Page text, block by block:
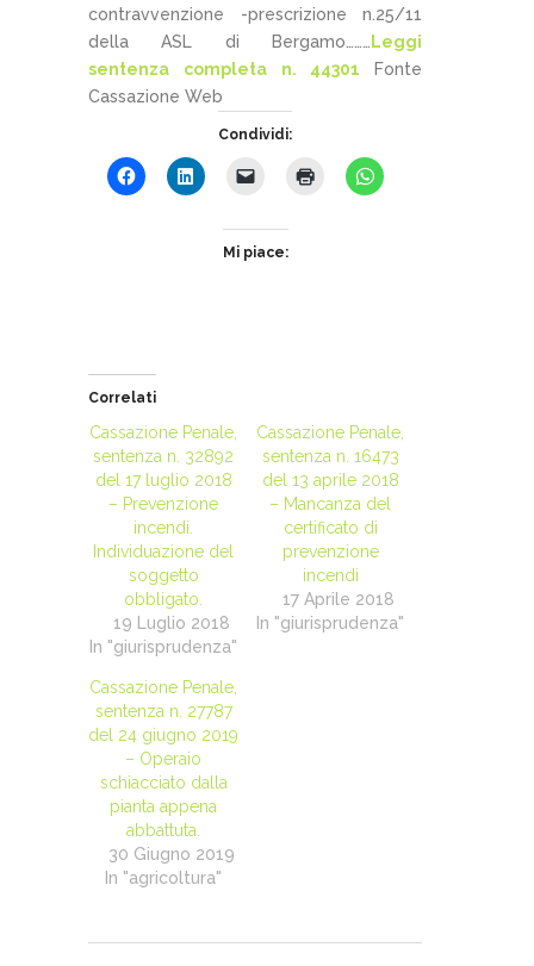
contravvenzione -prescrizione n.25/11
della ASL di Bergamo………
Leggi
sentenza completa n. 44301
Fonte
Cassazione Web
Condividi:
Mi piace:
Correlati
Cassazione Penale,
sentenza n. 32892
del 17 luglio 2018
– Prevenzione
incendi.
Individuazione del
soggetto
obbligato.
19 Luglio 2018
In "giurisprudenza"
Cassazione Penale,
sentenza n. 16473
del 13 aprile 2018
– Mancanza del
certificato di
prevenzione
incendi
17 Aprile 2018
In "giurisprudenza"
Cassazione Penale,
sentenza n. 27787
del 24 giugno 2019
– Operaio
schiacciato dalla
pianta appena
abbattuta.
30 Giugno 2019
In "agricoltura"